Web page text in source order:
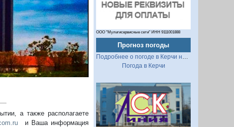
а также располагаете
и Ваша информация
ООО "Мультисервисные сети" ИНН 9111001888
Прогноз погоды
Подробнее о погоде в Керчи на 2 недели
Погода в Керчи